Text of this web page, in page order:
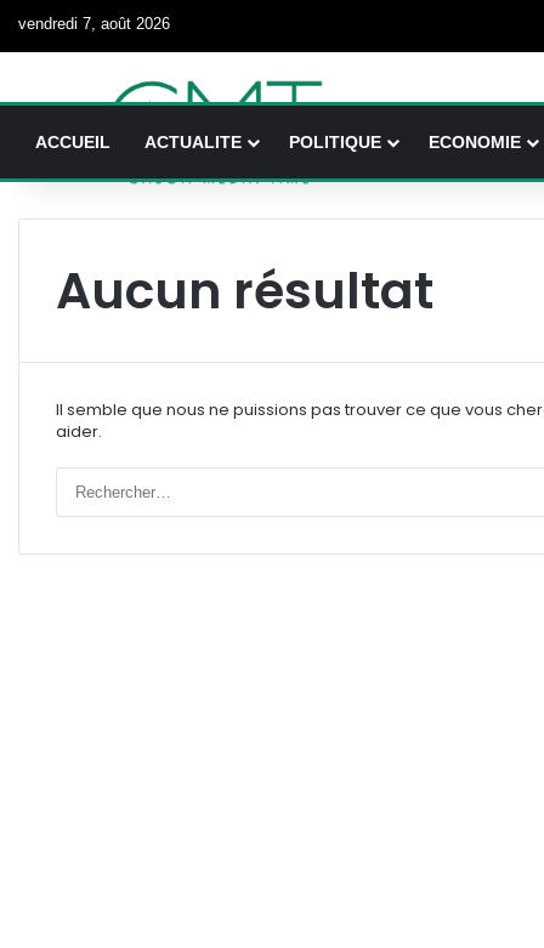
vendredi 7, août 2026
ACCUEIL ACTUALITE POLITIQUE ECONOMIE
Aucun résultat
Il semble que nous ne puissions pas trouver ce que vous
aider.